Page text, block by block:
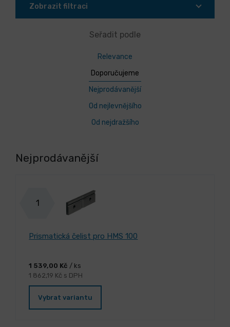
Zobrazit filtraci
Seřadit podle
Relevance
Doporučujeme
Nejprodávanější
Od nejlevnějšího
Od nejdražšího
Nejprodávanější
1
Prismatická čelist pro HMS 100
1 539,00 Kč / ks
1 862,19 Kč s DPH
Vybrat variantu